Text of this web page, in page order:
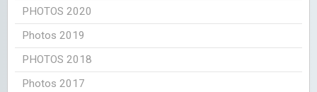
PHOTOS 2020
Photos 2019
PHOTOS 2018
Photos 2017